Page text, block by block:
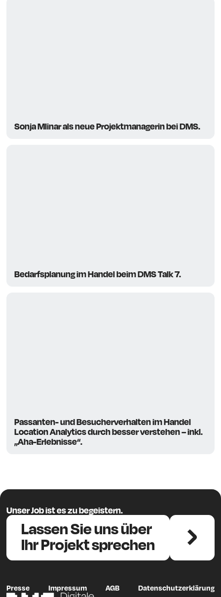
Sonja Mlinar als neue Projektmanagerin bei DMS.
Bedarfsplanung im Handel beim DMS Talk 7.
Passanten- und Besucherverhalten im Handel
Location Analytics durch besser verstehen – inkl.
„Aha-Erlebnisse“.
Unser Job ist es zu begeistern.
Lassen Sie uns über
Ihr Projekt sprechen
Presse Impressum AGB Datenschutzerklärung